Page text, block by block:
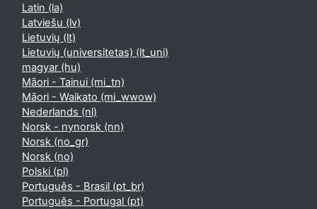
Latin ‎(la)‎
Latviešu ‎(lv)‎
Lietuvių ‎(lt)‎
Lietuvių (universitetas) ‎(lt_uni)‎
magyar ‎(hu)‎
Māori - Tainui ‎(mi_tn)‎
Māori - Waikato ‎(mi_wwow)‎
Nederlands ‎(nl)‎
Norsk - nynorsk ‎(nn)‎
Norsk ‎(no_gr)‎
Norsk ‎(no)‎
Polski ‎(pl)‎
Português - Brasil ‎(pt_br)‎
Português - Portugal ‎(pt)‎